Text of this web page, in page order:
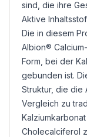
sind, die ihre
Aktive
Die in diesem
Albion® Calcium-
Form, bei der
gebunden ist.
Struktur, die die
Vergleich zu
Cholecalciferol